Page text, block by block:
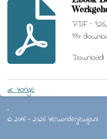
PDF –
994
Download
«Vorige
.
© 2016 - 2026 Verwonderjewijs.nl